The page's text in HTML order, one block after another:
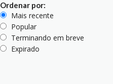
Ordenar por:
Mais recente
Popular
Terminando em breve
Expirado